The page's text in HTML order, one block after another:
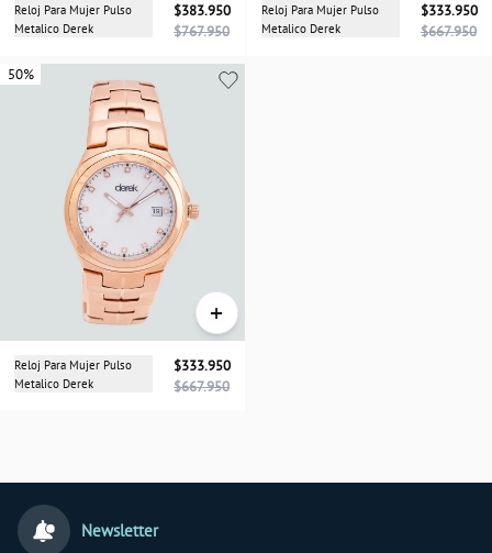
Reloj Para Mujer Pulso
Metalico Derek
$383.950
$767.950
Reloj Para Mujer Pulso
Metalico Derek
$333.950
$667.950
50%
+
Reloj Para Mujer Pulso
Metalico Derek
$333.950
$667.950
Newsletter